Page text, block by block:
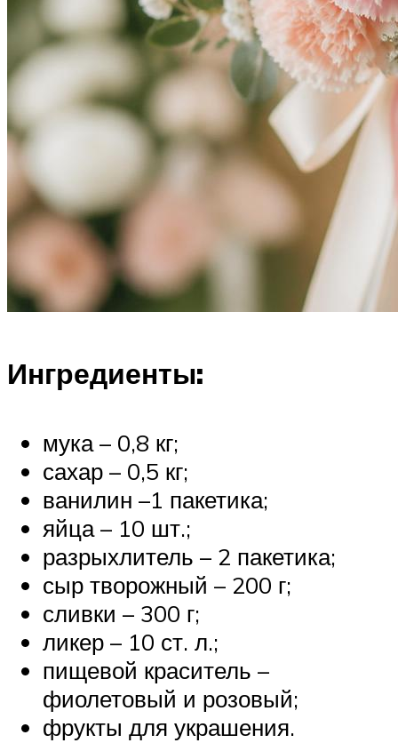
Ингредиенты:
мука – 0,8 кг;
сахар – 0,5 кг;
ванилин –1 пакетика;
яйца – 10 шт.;
разрыхлитель – 2 пакетика;
сыр творожный – 200 г;
сливки – 300 г;
ликер – 10 ст. л.;
пищевой краситель –
фиолетовый и розовый;
фрукты для украшения.